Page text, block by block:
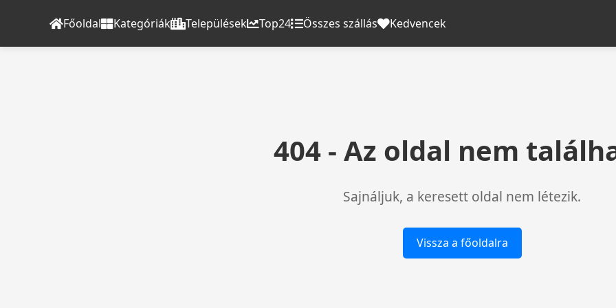
Főoldal Kategóriák Települések Top24 Összes szállás Kedvencek
404 - Az oldal nem
Sajnáljuk, a keresett oldal nem létezik.
Vissza a főoldalra